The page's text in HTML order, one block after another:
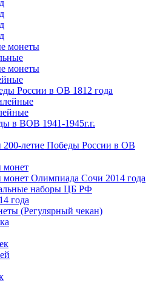
монеты
монеты
России в ОВ 1812 года
в ВОВ 1941-1945г.г.
летие Победы России в ОВ
монет
Олимпиада Сочи 2014 года
наборы ЦБ РФ
года
(Регулярный чекан)